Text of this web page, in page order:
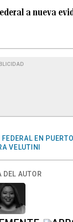
a nueva
EN
VELUTINI
DEL AUTOR